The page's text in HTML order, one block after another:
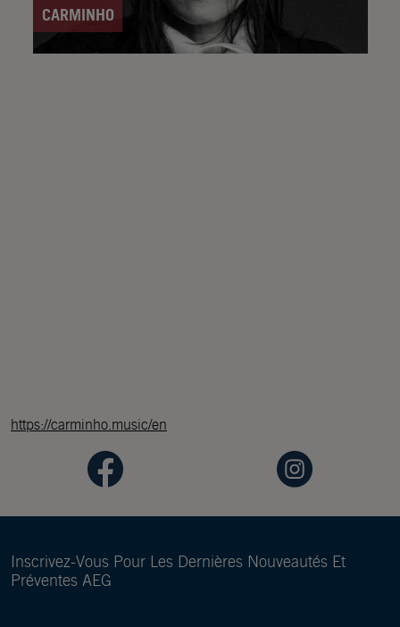
CARMINHO
https://carminho.music/en
Inscrivez-Vous Pour Les Dernières Nouveautés Et
Préventes AEG